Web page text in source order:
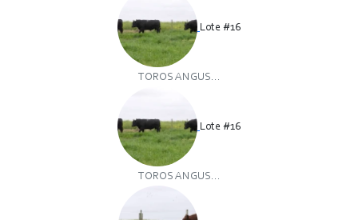
Lote #16
TOROS ANGUS...
Lote #16
TOROS ANGUS...